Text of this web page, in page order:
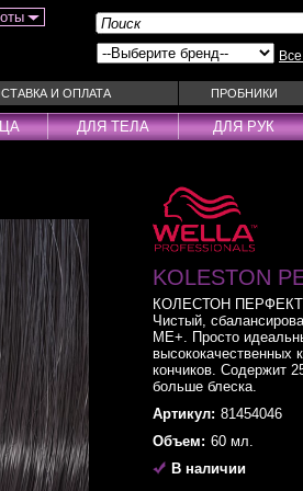
И ОПЛАТА ПРОБНИКИ
Муссы
Наборы
Несмываемые уходы
Оттеночные уходы
Парфюм
Паста
Пена
Пилинг
Фиксаторы
Эмульсии
ДЛЯ ТЕЛА ДЛЯ РУК
KOLESTON
КОЛЕСТОН ПЕРФЕКТ
Чистый,
МЕ+. Просто
высококачественных
кончиков. Содержит
больше блеска.
Артикул: 81454046
Объем: 60 мл.
В наличии